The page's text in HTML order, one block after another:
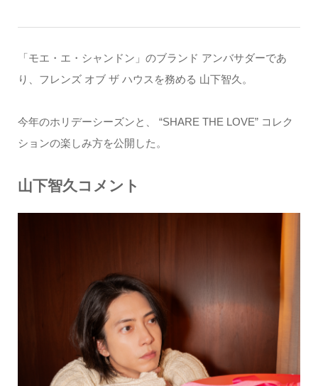
「モエ・エ・シャンドン」のブランド アンバサダーであ
り、フレンズ オブ ザ ハウスを務める 山下智久。
今年のホリデーシーズンと、 “SHARE THE LOVE” コレク
ションの楽しみ方を公開した。
山下智久コメント